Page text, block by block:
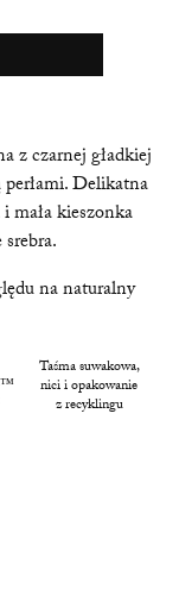
z czarnej gładkiej
Delikatna
mała kieszonka
na naturalny
Taśma suwakowa,
nici i opakowanie
z recyklingu